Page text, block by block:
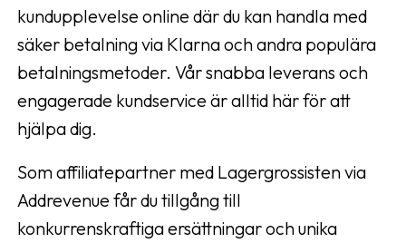
kundupplevelse online där du kan handla med
säker betalning via Klarna och andra populära
betalningsmetoder. Vår snabba leverans och
engagerade kundservice är alltid här för att
hjälpa dig.
Som affiliatepartner med Lagergrossisten via
Addrevenue får du tillgång till
konkurrenskraftiga ersättningar och unika